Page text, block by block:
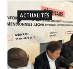
ACTUALITÉS